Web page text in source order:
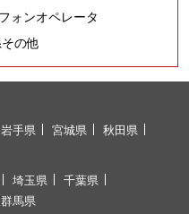
ォンオペレータ
の他
岩手県 宮城県
秋田県
埼玉県
千葉県
群馬県